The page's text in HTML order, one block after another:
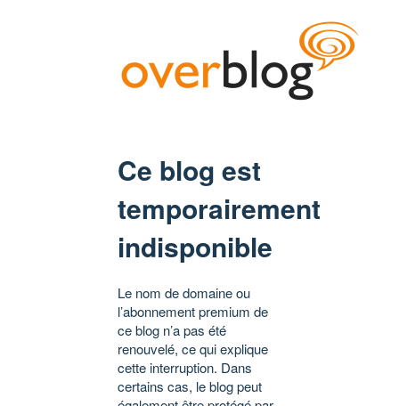
Ce blog est
temporairement
indisponible
Le nom de domaine ou
l’abonnement premium de
ce blog n’a pas été
renouvelé, ce qui explique
cette interruption. Dans
certains cas, le blog peut